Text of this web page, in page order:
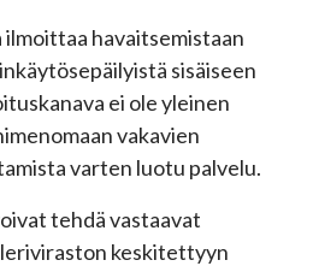
havaitsemistaan
sisäiseen
ei ole yleinen
vakavien
varten luotu palvelu.
tehdä vastaavat
keskitettyyn